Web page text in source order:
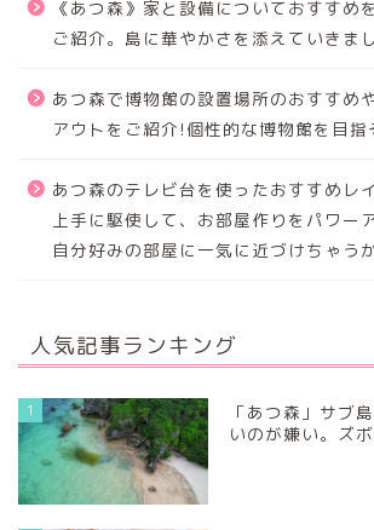
《あつ森》家と設備についておすすめ
ご紹介。島に華やかさを添えていきま
あつ森で博物館の設置場所のおすすめ
アウトをご紹介!個性的な博物館を目指
あつ森のテレビ台を使ったおすすめレ
上手に駆使して、お部屋作りをパワー
自分好みの部屋に一気に近づけちゃう
人気記事ランキング
1
「あつ森」サブ
いのが嫌い。ズ